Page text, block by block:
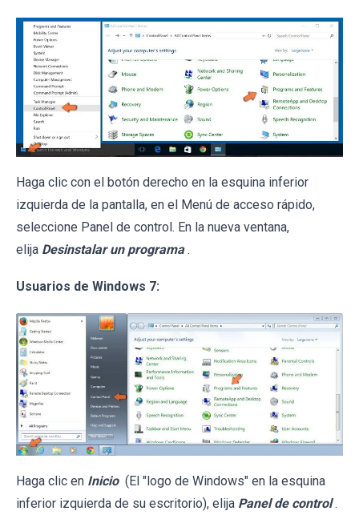
Haga clic con el botón derecho en la esquina inferior
izquierda de la pantalla, en el Menú de acceso rápido,
seleccione Panel de control. En la nueva ventana,
elija Desinstalar un programa .
Usuarios de Windows 7:
Haga clic en Inicio (El "logo de Windows" en la esquina
inferior izquierda de su escritorio), elija Panel de control .